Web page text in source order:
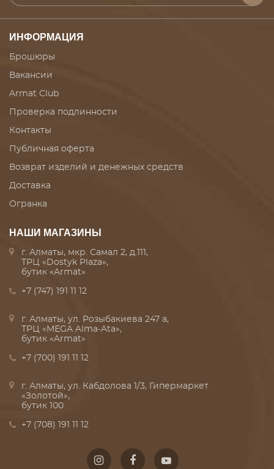
ИНФОРМАЦИЯ
Брошюры
Вакансии
Armat Club
Проверка подлинности
Контакты
Публичная оферта
Возврат изделий и денежных средств
Доставка
Огранка
НАШИ МАГАЗИНЫ
г. Алматы, мкр. Самал 2, д.111,
ТРЦ «Dostyk Plaza»,
бутик «Armat»
+7 (747) 191 11 12
г. Алматы, ул. Розыбакиева 247 а,
ТРЦ «MEGA Alma-Ata»,
бутик «Armat»
+7 (700) 191 11 12
г. Алматы, ул. Кабдолова 1/3, Гипермаркет
«Золотой»,
бутик 100
+7 (708) 191 11 12